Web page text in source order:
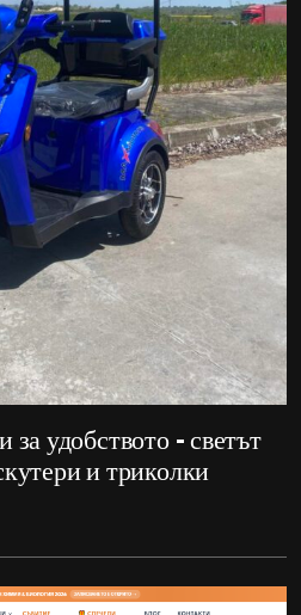
удобството – светът
и триколки